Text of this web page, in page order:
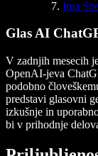
Ima
Glas AI
V zadnjih mesecih
OpenAI-jeva
podobno
predstavi glasovni
izkušnje in
bi v prihodnje